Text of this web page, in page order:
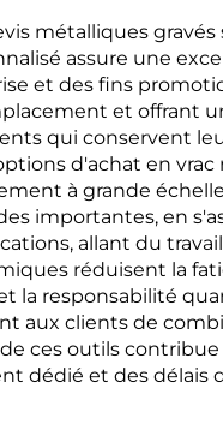
métalliques
assure une
et des fins
et offrant
qui conservent
d'achat en
à grande
importantes, en
allant du
réduisent la
la responsabilité
aux clients de
ces outils
dédié et des délais